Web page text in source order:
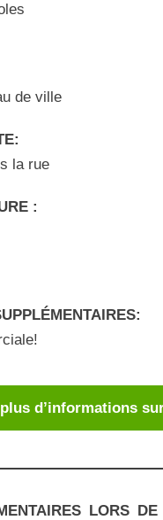
de ville
la rue
:
d’informations
LORS DE